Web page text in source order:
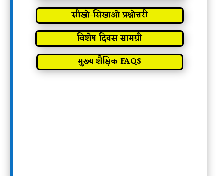
सीखो-सिखाओ प्रश्नोत्तरी
विशेष दिवस सामग्री
मुख्य शैक्षिक FAQS